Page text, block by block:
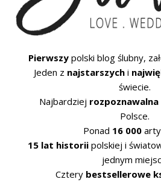
Pierwszy polski blog ślubny,
Jeden z najstarszychi
świecie.
Najbardziej
Polsce.
Ponad 16 000
15 lat historiipolskiej i
jednym
Cztery bestsellerowe